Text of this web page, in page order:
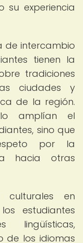
su experiencia
de intercambio
tienen la
tradiciones
ciudades y
de la región.
amplían el
sino que
por la
hacia otras
culturales en
estudiantes
lingüísticas,
de los idiomas